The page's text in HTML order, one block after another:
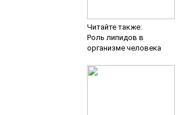
Читайте также:
Роль липидов в
организме человека